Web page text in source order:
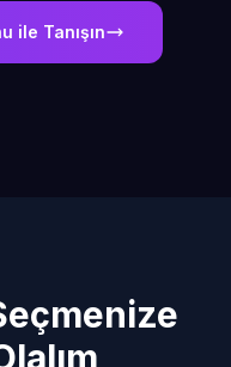
ile Tanışın